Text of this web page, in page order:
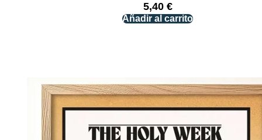
5,40 €
Añadir al carrito